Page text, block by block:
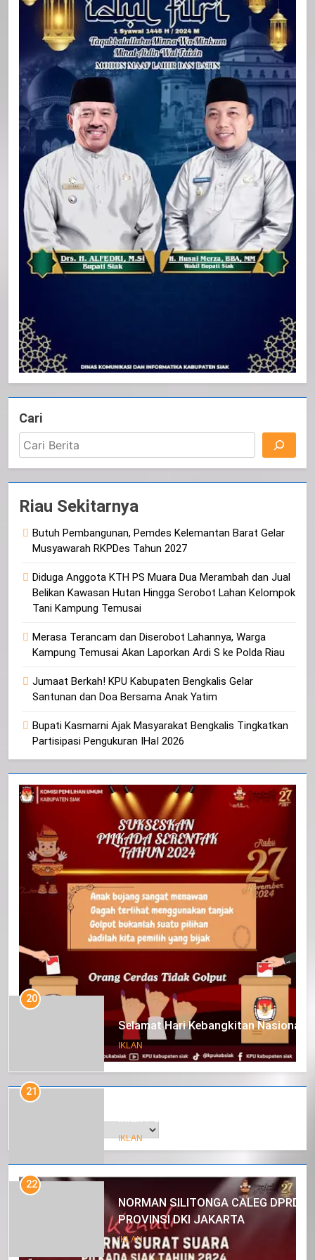
Cari
Riau Sekitarnya
Butuh Pembangunan, Pemdes Kelemantan Barat Gelar
Musyawarah RKPDes Tahun 2027
Diduga Anggota KTH PS Muara Dua Merambah dan Jual
Belikan Kawasan Hutan Hingga Serobot Lahan Kelompok
Tani Kampung Temusai
Merasa Terancam dan Diserobot Lahannya, Warga
Kampung Temusai Akan Laporkan Ardi S ke Polda Riau
Jumaat Berkah! KPU Kabupaten Bengkalis Gelar
Santunan dan Doa Bersama Anak Yatim
Bupati Kasmarni Ajak Masyarakat Bengkalis Tingkatkan
Partisipasi Pengukuran IHaI 2026
Arsip
20
Selamat Hari Kebangkitan Nasional
IKLAN
21
Iklan Pemerintah Kabupaten Siak
IKLAN
22
NORMAN SILITONGA CALEG DPRD
PROVINSI DKI JAKARTA
IKLAN